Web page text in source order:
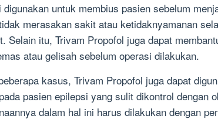
digunakan untuk membius pasien sebelum
merasakan sakit atau ketidaknyamanan
Selain itu, Trivam Propofol juga dapat
atau gelisah sebelum operasi dilakukan.
kasus, Trivam Propofol juga dapat
pasien epilepsi yang sulit dikontrol dengan
dalam hal ini harus dilakukan dengan